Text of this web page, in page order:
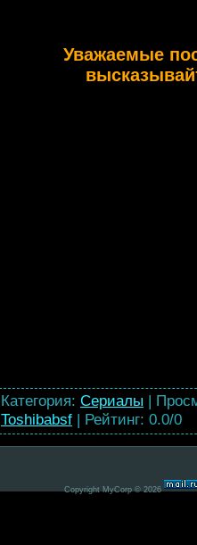
Уважаемые
Категория: Сериалы |
Toshibabsf | Рейтинг: 0.0/0
Copyright MyCorp © 2026